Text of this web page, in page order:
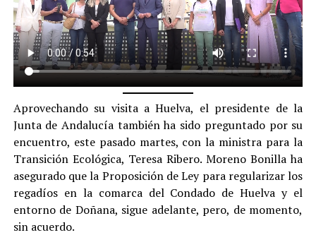
Aprovechando su visita a Huelva, el presidente de la
Junta de Andalucía también ha sido preguntado por su
encuentro, este pasado martes, con la ministra para la
Transición Ecológica, Teresa Ribero. Moreno Bonilla ha
asegurado que la Proposición de Ley para regularizar los
regadíos en la comarca del Condado de Huelva y el
entorno de Doñana, sigue adelante, pero, de momento,
sin acuerdo.